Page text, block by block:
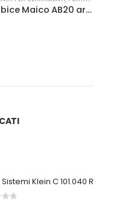
Angolo forbice Maico AB20 arg M54718
Klein C 101.040 R